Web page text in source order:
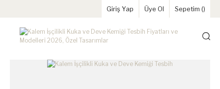
Giriş Yap Üye Ol Sepetim ()